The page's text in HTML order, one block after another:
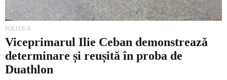
POLITICĂ
Viceprimarul Ilie Ceban demonstrează
determinare și reușită în proba de
Duathlon